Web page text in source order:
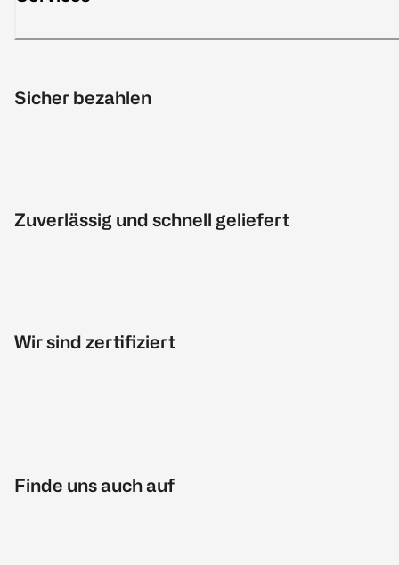
Sicher bezahlen
Zuverlässig und schnell geliefert
Wir sind zertifiziert
Finde uns auch auf